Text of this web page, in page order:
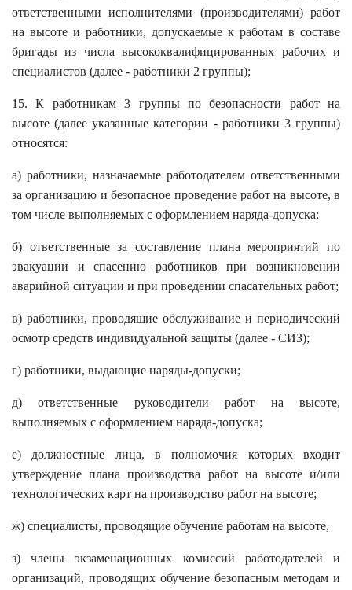
ответственными исполнителями (производителями) работ
на высоте и работники, допускаемые к работам в составе
бригады из числа высококвалифицированных рабочих и
специалистов (далее - работники 2 группы);
15. К работникам 3 группы по безопасности работ на
высоте (далее указанные категории - работники 3 группы)
относятся:
а) работники, назначаемые работодателем ответственными
за организацию и безопасное проведение работ на высоте, в
том числе выполняемых с оформлением наряда-допуска;
б) ответственные за составление плана мероприятий по
эвакуации и спасению работников при возникновении
аварийной ситуации и при проведении спасательных работ;
в) работники, проводящие обслуживание и периодический
осмотр средств индивидуальной защиты (далее - СИЗ);
г) работники, выдающие наряды-допуски;
д) ответственные руководители работ на высоте,
выполняемых с оформлением наряда-допуска;
е) должностные лица, в полномочия которых входит
утверждение плана производства работ на высоте и/или
технологических карт на производство работ на высоте;
ж) специалисты, проводящие обучение работам на высоте,
з) члены экзаменационных комиссий работодателей и
организаций, проводящих обучение безопасным методам и